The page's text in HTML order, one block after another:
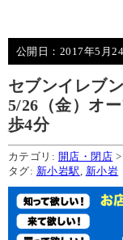
公開日： 2017年5月
セブンイレブ
5/26（金）オ
歩4分
カテゴリ: 開店・閉店 >
タグ: 新小岩駅 新小岩